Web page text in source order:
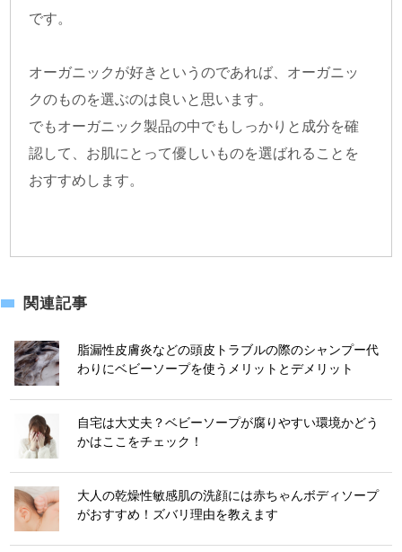
です。
オーガニックが好きというのであれば、オーガニッ
クのものを選ぶのは良いと思います。
でもオーガニック製品の中でもしっかりと成分を確
認して、お肌にとって優しいものを選ばれることを
おすすめします。
関連記事
脂漏性皮膚炎などの頭皮トラブルの際のシャンプー代
わりにベビーソープを使うメリットとデメリット
自宅は大丈夫？ベビーソープが腐りやすい環境かどう
かはここをチェック！
大人の乾燥性敏感肌の洗顔には赤ちゃんボディソープ
がおすすめ！ズバリ理由を教えます